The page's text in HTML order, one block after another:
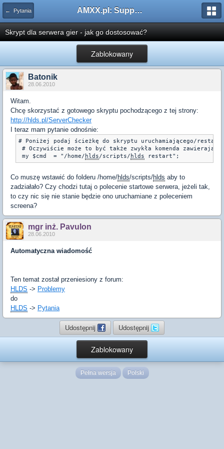
← Pytania AMXX.pl: Support AMX Mod X i SourceMod
Skrypt dla serwera gier - jak go dostosować?
Zablokowany
Batonik
28.06.2010
Witam.
Chcę skorzystać z gotowego skryptu pochodzącego z tej strony:
http://hlds.pl/ServerChecker
I teraz mam pytanie odnośnie:
# Poniżej podaj ścieżkę do skryptu uruchamiającego/
# Oczywiście może to być także zwykła komenda
my $cmd  = "/home/ hlds/scripts/ hlds restart";
Co muszę wstawić do folderu /home/hlds/scripts/hlds aby to
zadziałało? Czy chodzi tutaj o polecenie startowe serwera, jeżeli tak,
to czy nic się nie stanie będzie ono uruchamiane z poleceniem
screena?
mgr inż. Pavulon
28.06.2010
Automatyczna wiadomość
Ten temat został przeniesiony z forum:
HLDS -> Problemy
do
HLDS -> Pytania
Udostępnij Udostępnij
Zablokowany
Pełna wersja Polski